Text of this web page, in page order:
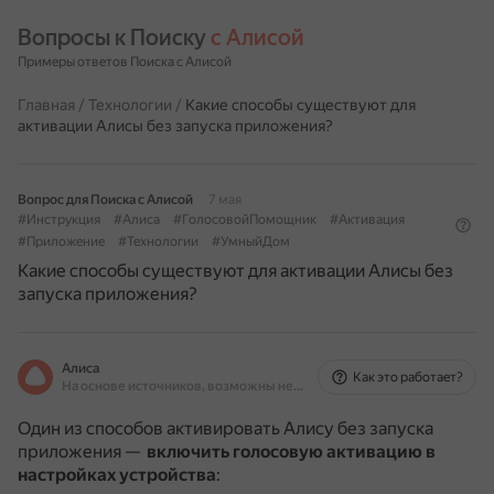
Вопросы к Поиску с Алисой
Примеры ответов Поиска с Алисой
Главная / Технологии / Какие способы существуют для
активации Алисы без запуска приложения?
Вопрос для Поиска с Алисой
7 мая
#Инструкция
#Алиса #ГолосовойПомощник
#Активация
#Приложение
#Технологии #УмныйДом
Какие способы существуют для активации Алисы без
запуска приложения?
Алиса
На основе источников, возможны неточности
Как это работает?
Один из способов активировать Алису без запуска
приложения — включить голосовую активацию в
настройках устройства: